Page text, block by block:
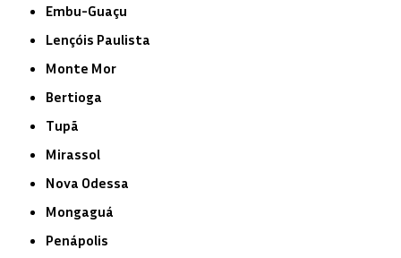
Embu-Guaçu
Lençóis Paulista
Monte Mor
Bertioga
Tupã
Mirassol
Nova Odessa
Mongaguá
Penápolis